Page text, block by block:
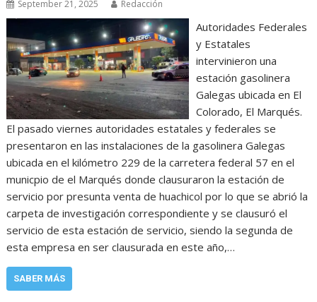
September 21, 2025 Redacción
Autoridades Federales
y Estatales
intervinieron una
estación gasolinera
Galegas ubicada en El
Colorado, El Marqués.
El pasado viernes autoridades estatales y federales se
presentaron en las instalaciones de la gasolinera Galegas
ubicada en el kilómetro 229 de la carretera federal 57 en el
municpio de el Marqués donde clausuraron la estación de
servicio por presunta venta de huachicol por lo que se abrió la
carpeta de investigación correspondiente y se clausuró el
servicio de esta estación de servicio, siendo la segunda de
esta empresa en ser clausurada en este año,…
SABER MÁS